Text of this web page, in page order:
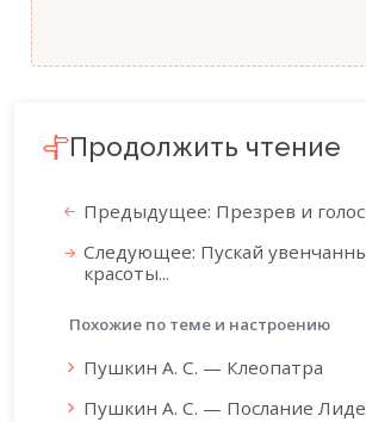
Продолжить чтение
Предыдущее: Презрев и голос
Следующее: Пускай
красоты...
Похожие по теме и настроению
Пушкин А. С. — Клеопатра
Пушкин А. С. — Послание Лиде